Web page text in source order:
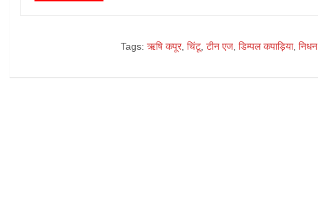
Tags: ऋषि कपूर,चिंटू ,टीन एज ,डिम्पल कपाड़िया,निधन